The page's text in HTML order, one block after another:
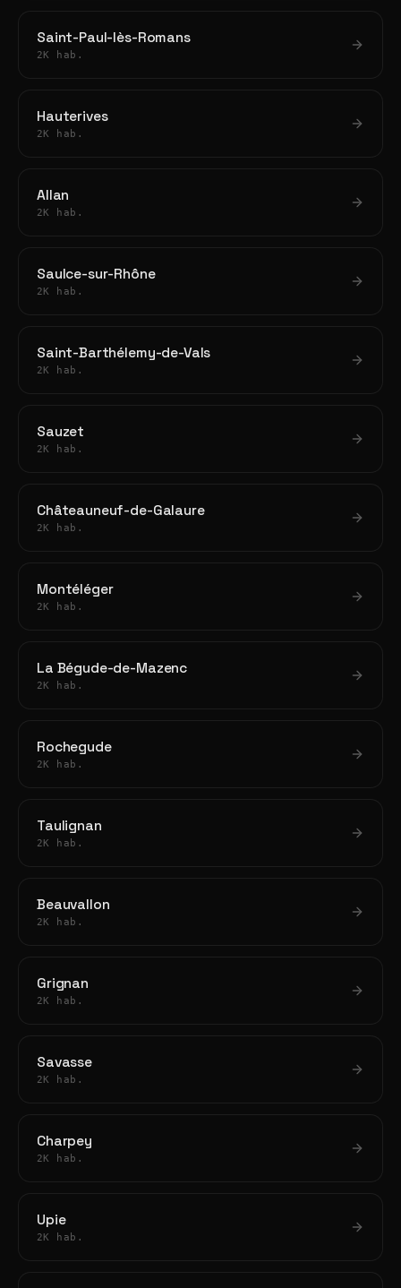
Saint-Paul-lès-Romans
2K hab.
Hauterives
2K hab.
Allan
2K hab.
Saulce-sur-Rhône
2K hab.
Saint-Barthélemy-de-Vals
2K hab.
Sauzet
2K hab.
Châteauneuf-de-Galaure
2K hab.
Montéléger
2K hab.
La Bégude-de-Mazenc
2K hab.
Rochegude
2K hab.
Taulignan
2K hab.
Beauvallon
2K hab.
Grignan
2K hab.
Savasse
2K hab.
Charpey
2K hab.
Upie
2K hab.